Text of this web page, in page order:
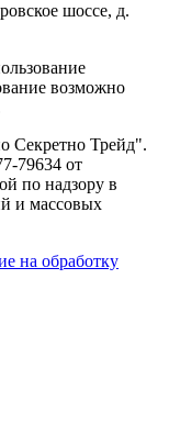
шоссе, д.
возможно
Секретно Трейд".
79634 от
по надзору в
и массовых
на обработку